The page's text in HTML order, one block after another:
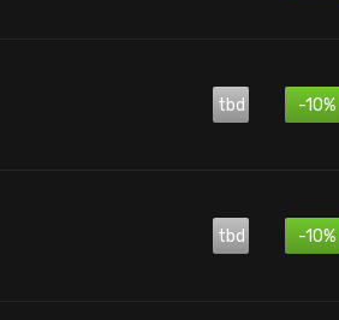
tbd -10%
tbd -10%